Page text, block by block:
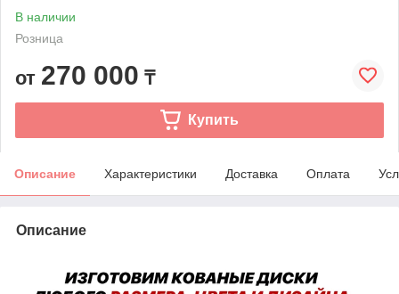
В наличии
Розница
от 270 000 ₸
Купить
Описание Характеристики Доставка Оплата
Описание